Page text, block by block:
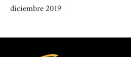
diciembre 2019